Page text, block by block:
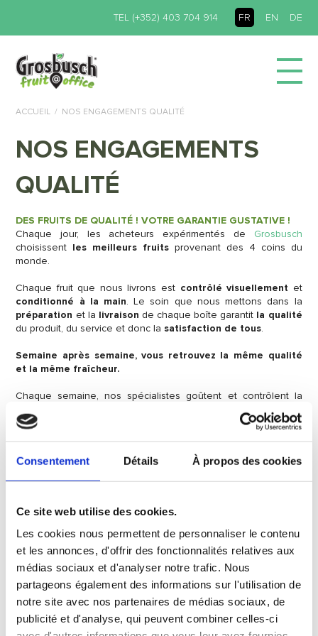
Consentement Détails À propos des cookies
Ce site web utilise des cookies.
Les cookies nous permettent de personnaliser le contenu
et les annonces, d'offrir des fonctionnalités relatives aux
médias sociaux et d'analyser notre trafic. Nous
partageons également des informations sur l'utilisation de
notre site avec nos partenaires de médias sociaux, de
publicité et d'analyse, qui peuvent combiner celles-ci
FR EN DE
TEL (+352) 403 704 914
ACCUEIL NOS ENGAGEMENTS QUALITÉ
NOS ENGAGEMENTS
QUALITÉ
DES FRUITS DE QUALITÉ ! VOTRE GARANTIE GUSTATIVE !
Chaque jour, les acheteurs expérimentés de Grosbusch
choisissent les meilleurs fruits provenant des 4 coins du
monde.
Chaque fruit que nous livrons est contrôlé visuellement et
conditionné à la main. Le soin que nous mettons dans la
préparation et la livraison de chaque boîte garantit la qualité
du produit, du service et donc la satisfaction de tous.
Semaine après semaine, vous retrouvez la même qualité
et la même fraîcheur.
Chaque semaine, nos spécialistes goûtent et contrôlent la
qualité de chaque produit, afin de réaliser la meilleure
composition de boîte Fruit@Office pour la semaine qui suit.
2008 de notre partenaire Grosbusch SA
doit démontrer son aptitude à fournir régulièrement un
produit conforme aux exigences des clients
vise à accroître la satisfaction de ses clients par
l’application efficace du système, y compris les
processus pour l’amélioration continue du système et
l’assurance de la conformité aux exigences des clients
et aux exigences réglementaires applicables.
Le Label « Gesond iessen, Méi bewegen »